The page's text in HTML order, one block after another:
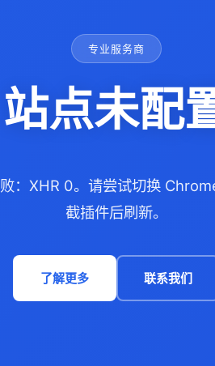
专业服务商
站点未配
：XHR 0。请尝试切换
截插件后刷新。
了解更多 联系我们